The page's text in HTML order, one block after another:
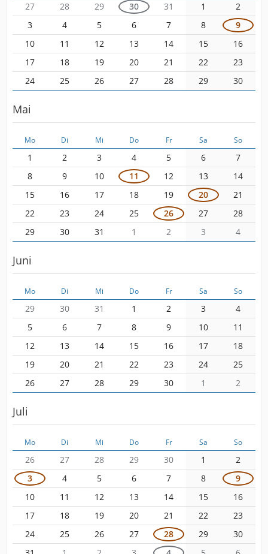
27 28 29 30 31 1
2
3
4 5 6 7 8
9
10
11 12 13 14 15
16
17
18 19 20 21 22
23
24
25 26 27 28 29 30
Mai
Mo Di Mi Do Fr Sa So
1 2 3 4 5 6
7
8
9 10 11 12 13
14
15
16 17 18 19 20
21
22
23 24 25 26 27
28
29
30 31 1 2 3 4
Juni
Mo Di Mi Do Fr Sa So
29 30 31 1 2 3
4
5
6 7 8 9 10
11
12
13 14 15 16 17
18
19
20 21 22 23 24
25
26
27 28 29 30 1 2
Juli
Mo Di Mi Do Fr Sa So
26 27 28 29 30 1
2
3
4 5 6 7 8
9
10
11 12 13 14 15
16
17
18 19 20 21 22
23
24
25 26 27 28 29
30